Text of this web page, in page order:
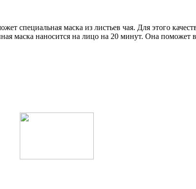
специальная маска из листьев чая. Для этого
маска наносится на лицо на 20 минут. Она поможет